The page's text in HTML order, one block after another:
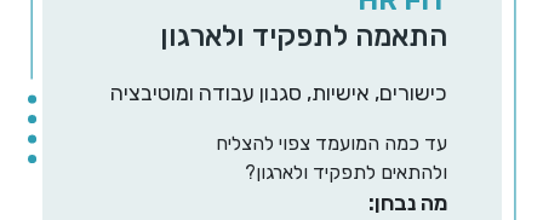
התאמה לתפקיד ולארגון
כישורים, אישיות, סגנון עבודה ומוטיבציה
עד כמה המועמד צפוי להצליח
ולהתאים לתפקיד ולארגון?
מה נבחן: